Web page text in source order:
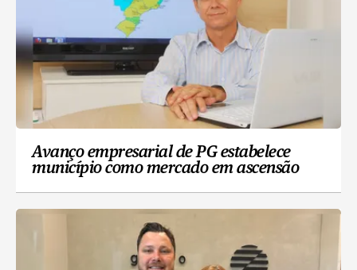
Avanço empresarial de PG estabelece
município como mercado em ascensão